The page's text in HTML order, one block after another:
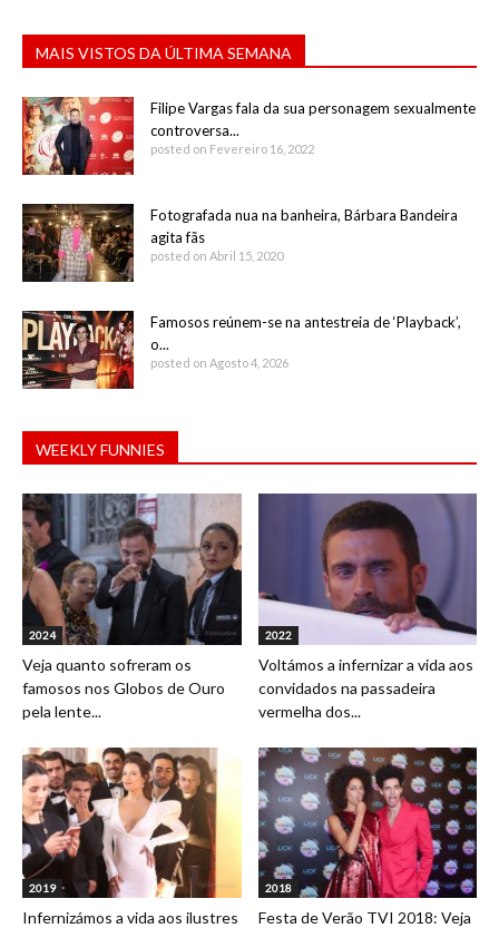
MAIS VISTOS DA ÚLTIMA SEMANA
Filipe Vargas fala da sua personagem sexualmente
controversa...
posted on Fevereiro 16, 2022
Fotografada nua na banheira, Bárbara Bandeira
agita fãs
posted on Abril 15, 2020
Famosos reúnem-se na antestreia de ‘Playback’,
o...
posted on Agosto 4, 2026
WEEKLY FUNNIES
2024
Veja quanto sofreram os
famosos nos Globos de Ouro
pela lente...
2022
Voltámos a infernizar a vida aos
convidados na passadeira
vermelha dos...
2019
Infernizámos a vida aos ilustres
2018
Festa de Verão TVI 2018: Veja